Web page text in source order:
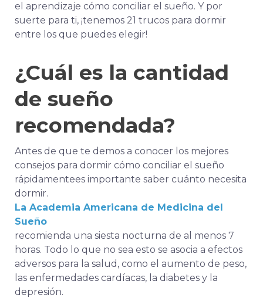
el aprendizaje cómo conciliar el sueño. Y por
suerte para ti, ¡tenemos 21 trucos para dormir
entre los que puedes elegir!
¿Cuál es la cantidad
de sueño
recomendada?
Antes de que te demos a conocer los mejores
consejos para dormir cómo conciliar el sueño
rápidamentees importante saber cuánto necesita
dormir.
La Academia Americana de Medicina del
Sueño
recomienda una siesta nocturna de al menos 7
horas. Todo lo que no sea esto se asocia a efectos
adversos para la salud, como el aumento de peso,
las enfermedades cardíacas, la diabetes y la
depresión.